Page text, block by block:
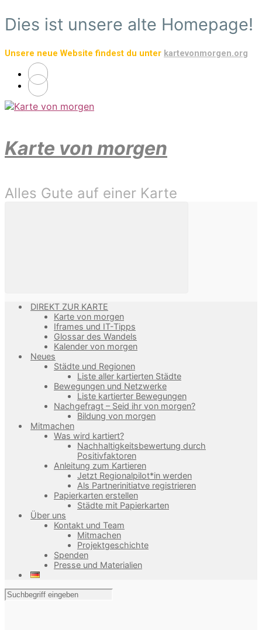
Zum
Hauptinhalt
Dies ist unsere alte Homepage!
Unsere neue Website findest du unter kartevonmorgen.org
Karte von morgen
Alles Gute auf einer Karte
DIREKT ZUR KARTE
Karte von morgen
Iframes und IT-Tipps
Glossar des Wandels
Kalender von morgen
Neues
Städte und Regionen
Liste aller kartierten Städte
Bewegungen und Netzwerke
Liste kartierter Bewegungen
Nachgefragt – Seid ihr von morgen?
Bildung von morgen
Mitmachen
Was wird kartiert?
Nachhaltigkeitsbewertung durch
Positivfaktoren
Anleitung zum Kartieren
Jetzt Regionalpilot*in werden
Als Partnerinitiatve registrieren
Papierkarten erstellen
Städte mit Papierkarten
Über uns
Kontakt und Team
Mitmachen
Projektgeschichte
Spenden
Presse und Materialien